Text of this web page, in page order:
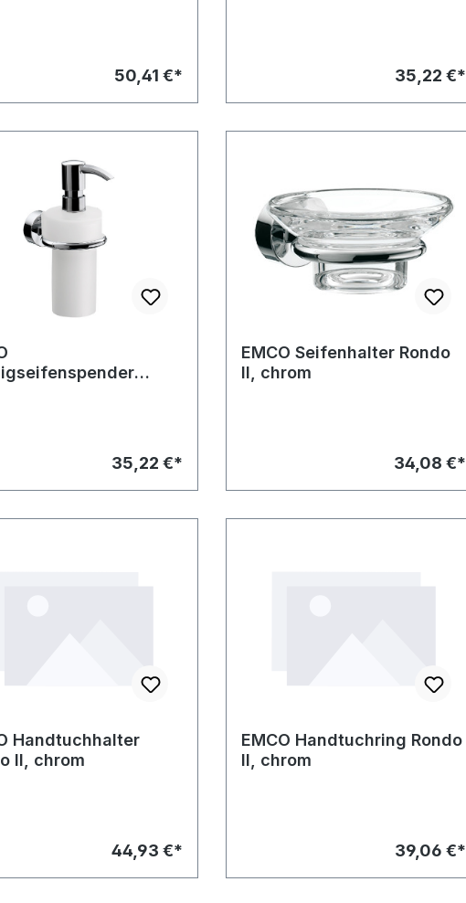
50,41 €* 35,22 €*
35,22 €*
EMCO Seifenhalter Rondo
II, chrom
34,08 €*
Handtuchhalter
II, chrom
44,93 €*
EMCO Handtuchring Rondo
II, chrom
39,06 €*